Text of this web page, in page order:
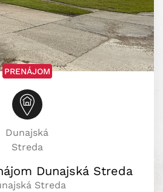
PRENÁJOM
Dunajská
Streda
Dunajská Streda
Streda